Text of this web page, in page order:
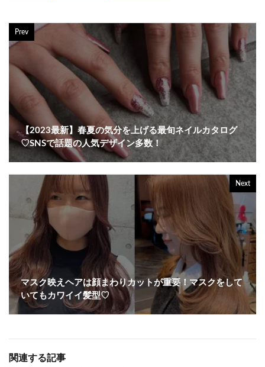
Prev
【2023最新】春夏の気分を上げる最旬ネイルカタログ
♡SNSで話題の人気デザイン多数！
Next
マスク映えヘアは顔まわりカットが重要！マスクをして
いてもカワイイ髪型♡
関連する記事